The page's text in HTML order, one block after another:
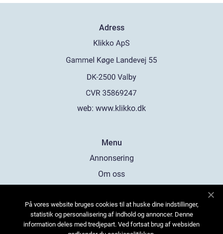
Adress
web: www.klikko.dk
Menu
Annonsering
Om oss
Kontakta oss
Sitemap
På vores website bruges cookies til at huske dine indstillinger,
statistik og personalisering af indhold og annoncer. Denne
information deles med tredjepart. Ved fortsat brug af websiden